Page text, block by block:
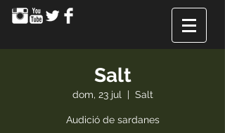
Salt
dom, 23 jul
  |
Salt
Audició de sardanes